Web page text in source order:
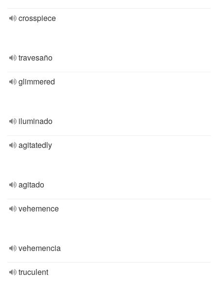
crosspiece
travesaño
glimmered
iluminado
agitatedly
agitado
vehemence
vehemencia
truculent